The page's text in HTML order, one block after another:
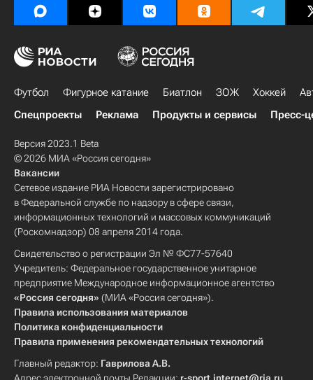
Футбол Фигурное катание Биатлон ЗОЖ Хоккей
Спецпроекты
Реклама Продукты и сервисы Пресс-
Версия 2023.1 Beta
© 2026 МИА «Россия сегодня»
Вакансии
Сетевое издание РИА Новости зарегистрировано
в Федеральной службе по надзору в сфере связи,
информационных технологий и массовых коммуникаций
(Роскомнадзор) 08 апреля 2014 года.
Свидетельство о регистрации Эл № ФС77-57640
Учредитель: Федеральное государственное унитарное
предприятие Международное информационное агентство
«Россия сегодня» (МИА «Россия сегодня»).
Правила использования материалов
Политика конфиденциальности
Правила применения рекомендательных технологий
Главный редактор: Гаврилова А.В.